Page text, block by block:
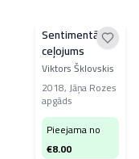
Sentimentāls
ceļojums
Viktors Šklovskis
2018,Jāņa Rozes
apgāds
Pieejama no
€8.00